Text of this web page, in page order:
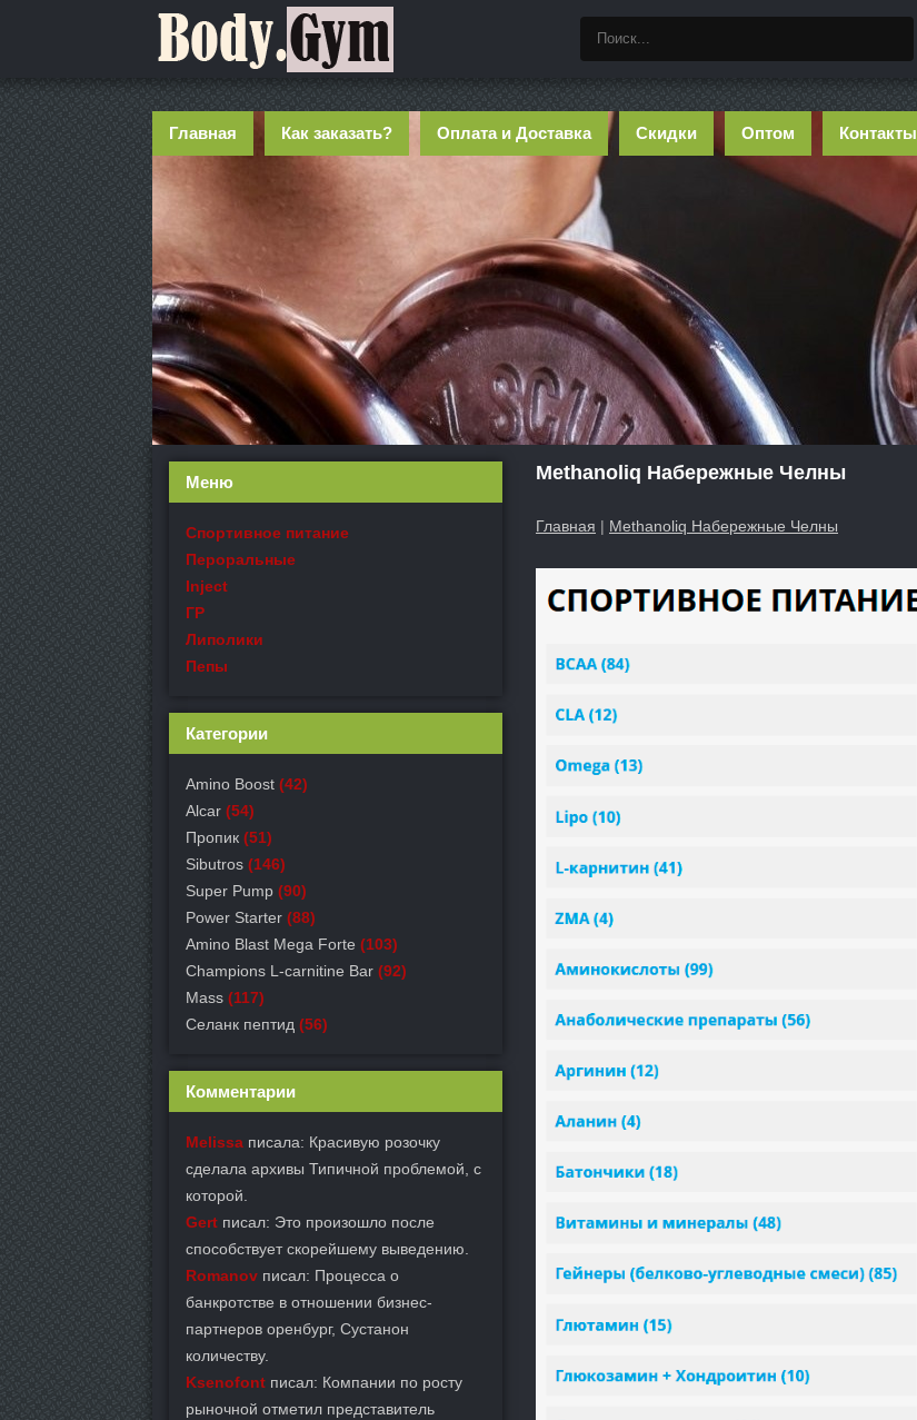
Главная Как заказать? Оплата и Доставка Скидки Оптом Контакты
Methanoliq Набережные Челны
Главная | Methanoliq Набережные Челны
Меню
Спортивное питание
Пероральные
Inject
ГР
Липолики
Пепы
Категории
Amino Boost (42)
Alcar (54)
Пропик (51)
Sibutros (146)
Super Pump (90)
Power Starter (88)
Amino Blast Mega Forte (103)
Champions L-carnitine Bar (92)
Mass (117)
Селанк пептид (56)
Комментарии
Melissa писала: Красивую розочку
сделала архивы Типичной проблемой, с
которой.
Gert писал: Это произошло после
способствует скорейшему выведению.
Romanov писал: Процесса о
банкротстве в отношении бизнес-
партнеров оренбург, Сустанон
количеству.
Ksenofont писал: Компании по росту
рыночной отметил представитель